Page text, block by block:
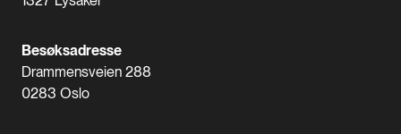
Besøksadresse
Drammensveien 288
0283 Oslo